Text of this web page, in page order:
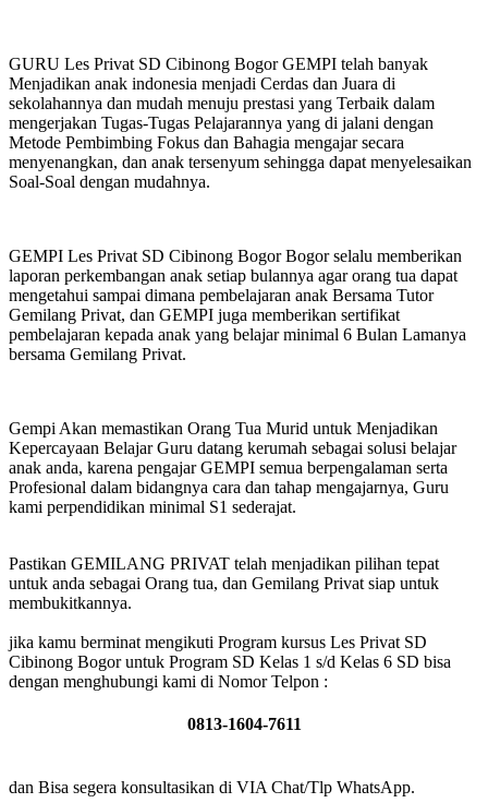
GURU Les Privat SD Cibinong Bogor GEMPI telah banyak
Menjadikan anak indonesia menjadi Cerdas dan Juara di
sekolahannya dan mudah menuju prestasi yang Terbaik dalam
mengerjakan Tugas-Tugas Pelajarannya yang di jalani dengan
Metode Pembimbing Fokus dan Bahagia mengajar secara
menyenangkan, dan anak tersenyum sehingga dapat menyelesaikan
Soal-Soal dengan mudahnya.
GEMPI Les Privat SD Cibinong Bogor Bogor selalu memberikan
laporan perkembangan anak setiap bulannya agar orang tua dapat
mengetahui sampai dimana pembelajaran anak Bersama Tutor
Gemilang Privat, dan GEMPI juga memberikan sertifikat
pembelajaran kepada anak yang belajar minimal 6 Bulan Lamanya
bersama Gemilang Privat.
Gempi Akan memastikan Orang Tua Murid untuk Menjadikan
Kepercayaan Belajar Guru datang kerumah sebagai solusi belajar
anak anda, karena pengajar GEMPI semua berpengalaman serta
Profesional dalam bidangnya cara dan tahap mengajarnya, Guru
kami perpendidikan minimal S1 sederajat.
Pastikan GEMILANG PRIVAT telah menjadikan pilihan tepat
untuk anda sebagai Orang tua, dan Gemilang Privat siap untuk
membukitkannya.
jika kamu berminat mengikuti Program kursus Les Privat SD
Cibinong Bogor untuk Program SD Kelas 1 s/d Kelas 6 SD bisa
dengan menghubungi kami di Nomor Telpon :
0813-1604-7611
dan Bisa segera konsultasikan di VIA Chat/Tlp WhatsApp.